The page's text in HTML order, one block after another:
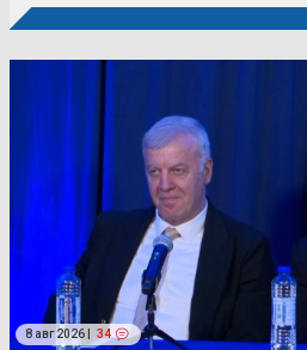
8 авг 2026 | 34